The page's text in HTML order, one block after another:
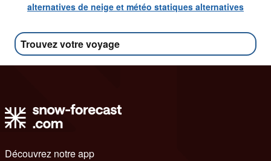
alternatives de neige et météo statiques alternatives
Trouvez votre voyage
Découvrez notre app